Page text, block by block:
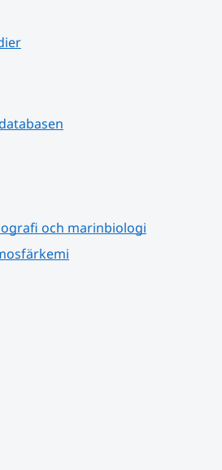
och marinbiologi